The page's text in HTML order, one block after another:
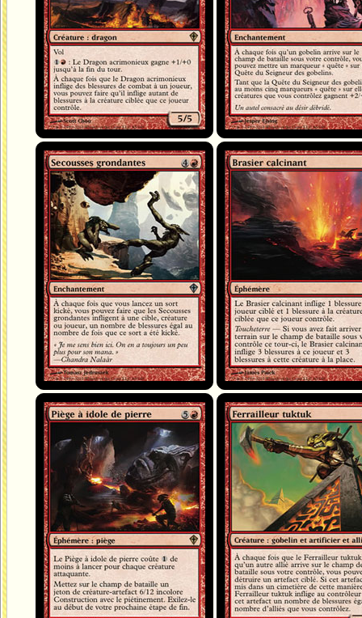
Secousses grondantes Brasier calcinant
Piège à idole de pierre Ferrailleur tuktuk